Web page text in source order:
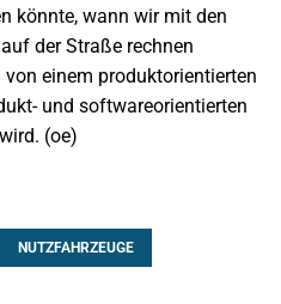
könnte, wann wir mit den
der Straße rechnen
einem produktorientierten
und softwareorientierten
(oe)
NUTZFAHRZEUGE